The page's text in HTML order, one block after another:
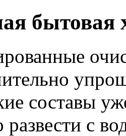
бытовая
составы
с